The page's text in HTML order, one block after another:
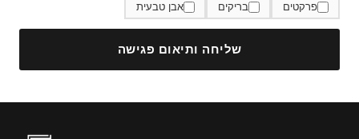
פרקטים בריקים אבן טבעית
שליחה ותיאום פגישה